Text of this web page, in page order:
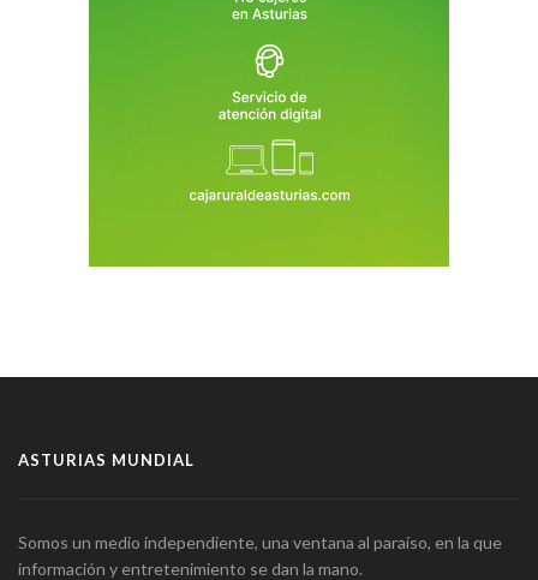
ASTURIAS MUNDIAL
Somos un medio independiente, una ventana al paraíso, en la que
información y entretenimiento se dan la mano.